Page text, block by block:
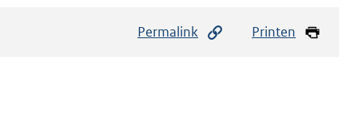
Permalink Printen